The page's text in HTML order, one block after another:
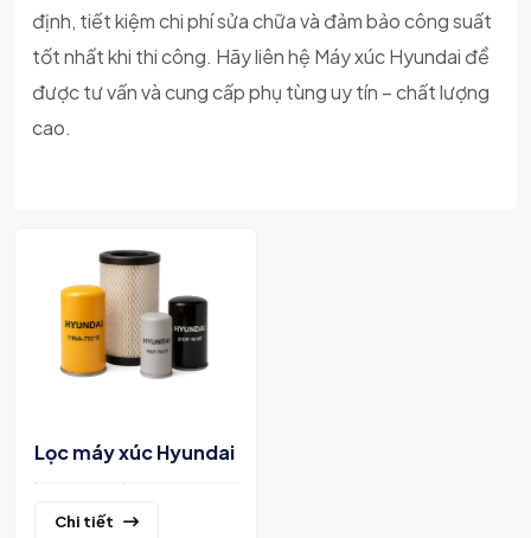
định, tiết kiệm chi phí sửa chữa và đảm bảo công suất
tốt nhất khi thi công. Hãy liên hệ Máy xúc Hyundai để
được tư vấn và cung cấp phụ tùng uy tín – chất lượng
cao.
Lọc máy xúc Hyundai
Chi tiết